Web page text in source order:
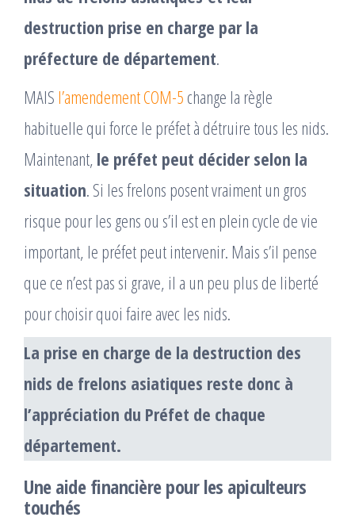
destruction prise en charge par la
préfecture de département.
MAIS l’amendement COM-5 change la règle
habituelle qui force le préfet à détruire tous les nids.
Maintenant, le préfet peut décider selon la
situation. Si les frelons posent vraiment un gros
risque pour les gens ou s’il est en plein cycle de vie
important, le préfet peut intervenir. Mais s’il pense
que ce n’est pas si grave, il a un peu plus de liberté
pour choisir quoi faire avec les nids.
La prise en charge de la destruction des
nids de frelons asiatiques reste donc à
l’appréciation du Préfet de chaque
département.
Une aide financière pour les apiculteurs
touchés